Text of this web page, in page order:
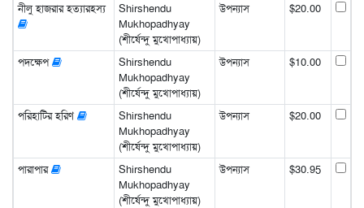
নীলু হাজরার হত্যারহস্য
Shirshendu
Mukhopadhyay
(শীর্ষেন্দু মুখোপাধ্যায়)
উপন্যাস $20.00
পদক্ষেপ
Shirshendu
Mukhopadhyay
(শীর্ষেন্দু মুখোপাধ্যায়)
উপন্যাস $10.00
পরিহাটির হরিণ
Shirshendu
Mukhopadhyay
(শীর্ষেন্দু মুখোপাধ্যায়)
উপন্যাস $20.00
পারাপার
Shirshendu
Mukhopadhyay
(শীর্ষেন্দু মুখোপাধ্যায়)
উপন্যাস $30.95